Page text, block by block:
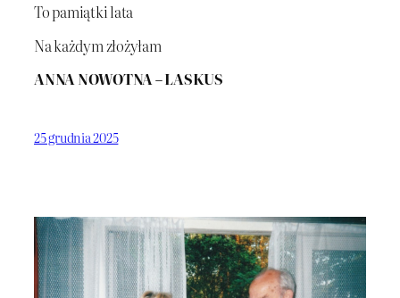
To pamiątki lata
Na każdym złożyłam
ANNA NOWOTNA – LASKUS
25 grudnia 2025